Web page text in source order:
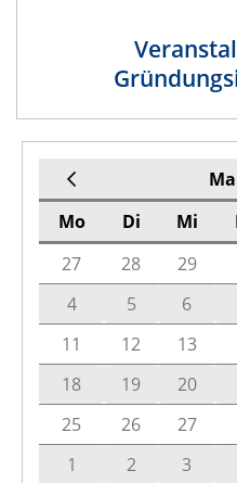
Mo
Di Mi
27
28 29
4
5 6
11
12 13
18
19 20
25
26 27
1
2 3